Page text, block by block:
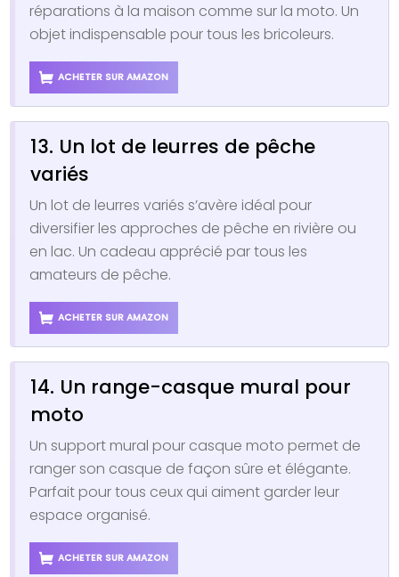
réparations à la maison comme sur la moto. Un
objet indispensable pour tous les bricoleurs.
ACHETER SUR AMAZON
13. Un lot de leurres de pêche
variés
Un lot de leurres variés s’avère idéal pour
diversifier les approches de pêche en rivière ou
en lac. Un cadeau apprécié par tous les
amateurs de pêche.
ACHETER SUR AMAZON
14. Un range-casque mural pour
moto
Un support mural pour casque moto permet de
ranger son casque de façon sûre et élégante.
Parfait pour tous ceux qui aiment garder leur
espace organisé.
ACHETER SUR AMAZON